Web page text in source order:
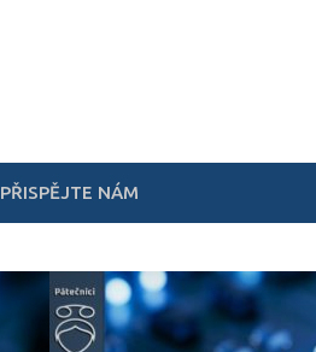
PŘISPĚJTE NÁM